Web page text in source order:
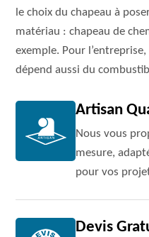
le choix du chapeau à
matériau : chapeau de
exemple. Pour
dépend aussi du
Artisan
Nous vous
mesure,
pour vos
Devis